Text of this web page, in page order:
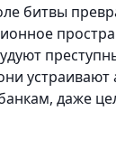
битвы
устраивают
даже